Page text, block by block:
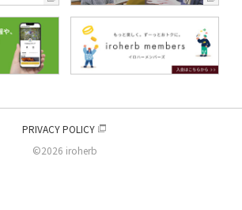
PRIVACY POLICY
©2026 iroherb